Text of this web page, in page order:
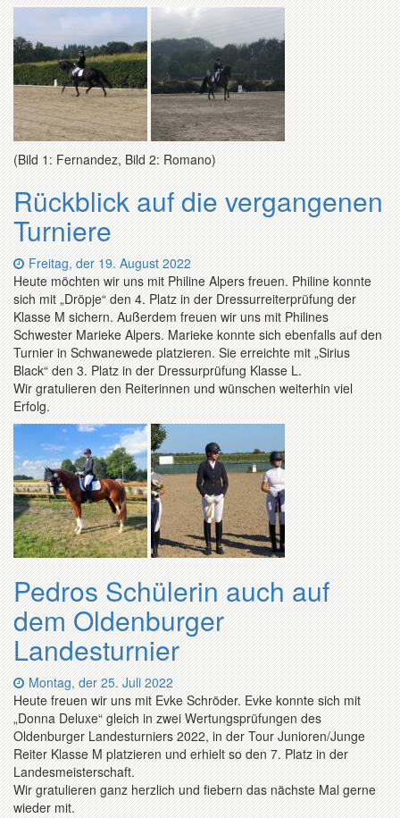
(Bild 1: Fernandez, Bild 2: Romano)
Rückblick auf die vergangenen
Turniere
Datum:
Freitag, der 19. August 2022
Heute möchten wir uns mit Philine Alpers freuen. Philine konnte
sich mit „Dröpje“ den 4. Platz in der Dressurreiterprüfung der
Klasse M sichern. Außerdem freuen wir uns mit Philines
Schwester Marieke Alpers. Marieke konnte sich ebenfalls auf den
Turnier in Schwanewede platzieren. Sie erreichte mit „Sirius
Black“ den 3. Platz in der Dressurprüfung Klasse L.
Wir gratulieren den Reiterinnen und wünschen weiterhin viel
Erfolg.
Pedros Schülerin auch auf
dem Oldenburger
Landesturnier
Datum:
Montag, der 25. Juli 2022
Heute freuen wir uns mit Evke Schröder. Evke konnte sich mit
„Donna Deluxe“ gleich in zwei Wertungsprüfungen des
Oldenburger Landesturniers 2022, in der Tour Junioren/Junge
Reiter Klasse M platzieren und erhielt so den 7. Platz in der
Landesmeisterschaft.
Wir gratulieren ganz herzlich und fiebern das nächste Mal gerne
wieder mit.